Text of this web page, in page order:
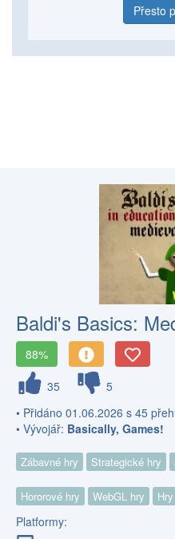
Přesto
Baldi's Basics:
88%
35
5
• Přidáno 01.06.2026 s 45
• Vývojář: Basically, Games!
Zábavné hry Strategické hry
Hororové hry WebGL hry
Platformy: